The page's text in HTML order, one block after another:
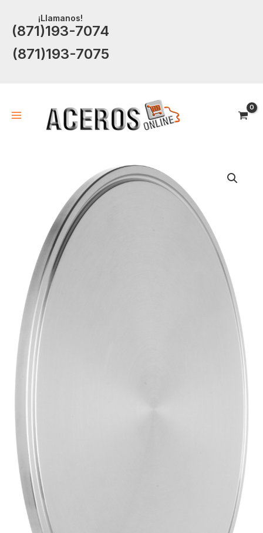
contenido
¡Llamanos!
(871)193-7074
(871)193-7075